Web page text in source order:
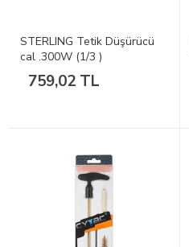
STERLING Tetik Düşürücü
cal .300W (1/3 )
759,02 TL